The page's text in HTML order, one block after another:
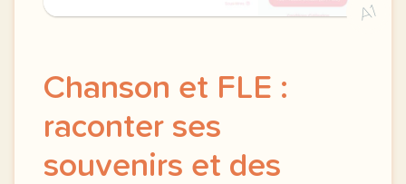
A1
Chanson et FLE :
raconter ses
souvenirs et des